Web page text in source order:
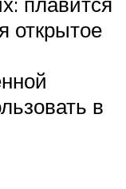
открытое
в